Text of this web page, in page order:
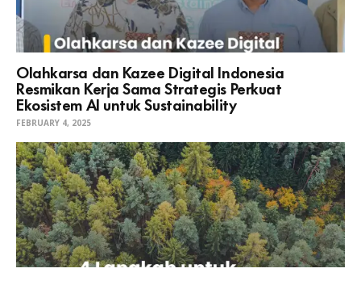
Olahkarsa dan Kazee Digital Indonesia
Resmikan Kerja Sama Strategis Perkuat
Ekosistem AI untuk Sustainability
FEBRUARY 4, 2025